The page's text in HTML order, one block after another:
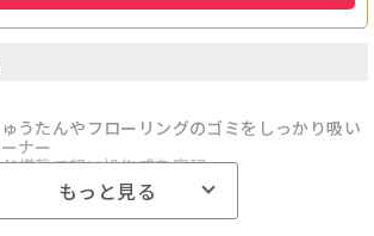
うたんやフローリングのゴミをしっかり吸い
ナー
搭載で軽い操作感を実現
やすく階段掃除もラクラク
ミ捨てが簡単で清潔
も逃さない高性能フィルター採用
もっと見る